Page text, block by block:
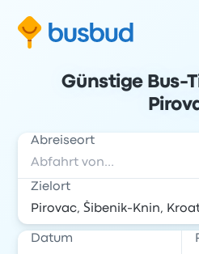
Günstige Bus-
Abreiseort
Zielort
Datum